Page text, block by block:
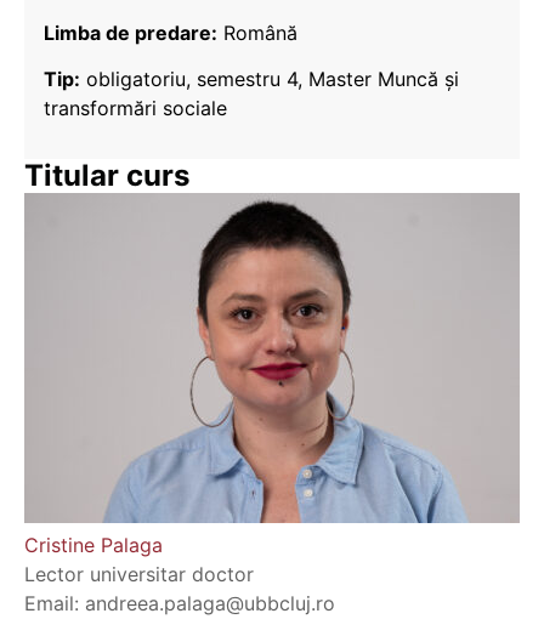
Limba de predare: Română
Tip: obligatoriu, semestru 4, Master Muncă și
transformări sociale
Titular curs
Cristine Palaga
Lector universitar doctor
Email: andreea.palaga@ubbcluj.ro